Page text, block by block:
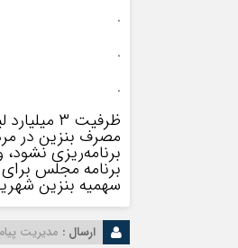
.
.
.
ظرفیت ۳ میلیارد لیتری ذخیره‌سازی بنزین در کشو
مصرف بنزین در
برنامه‌ریزی
برنامه مجلس
سهمیه بنزین
ارسال : مدیریت